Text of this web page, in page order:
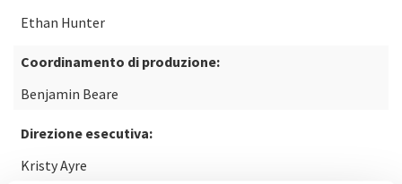
Ethan Hunter
Coordinamento di produzione:
Benjamin Beare
Direzione esecutiva:
Kristy Ayre